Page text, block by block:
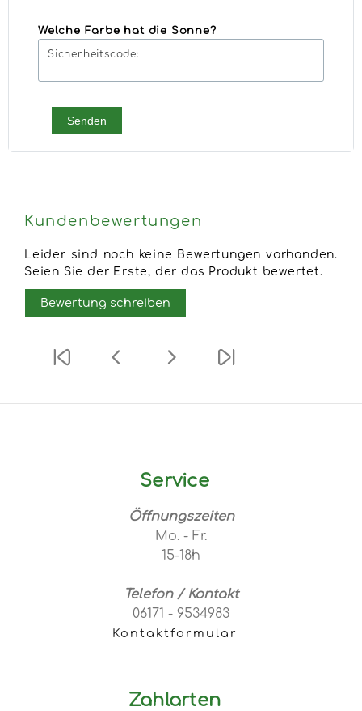
Sicherheitscode:
Welche Farbe hat die Sonne?
Senden
Kundenbewertungen
Leider sind noch keine Bewertungen vorhanden.
Seien Sie der Erste, der das Produkt bewertet.
Bewertung schreiben
Service
Öffnungszeiten
Mo. - Fr.
15-18h
Telefon / Kontakt
06171 - 9534983
Kontaktformular
Zahlarten